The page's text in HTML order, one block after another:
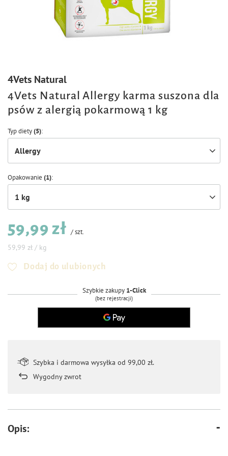
4Vets Natural
4Vets Natural Allergy karma suszona dla
psów z alergią pokarmową 1 kg
Typ diety(5)
Allergy
Opakowanie (1)
1 kg
59,99 zł /szt.
59,99 zł / kg
Dodaj do ulubionych
Szybkie zakupy 1-Click
(bez rejestracji)
Szybka i darmowa wysyłka od 99,00 zł.
Wygodny zwrot
Opis: